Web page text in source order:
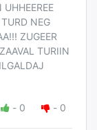
NEG
ZUGEER
TURIIN
- 0 - 0